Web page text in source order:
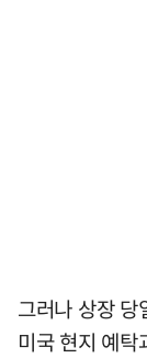
그러나 상장 당
미국 현지 예